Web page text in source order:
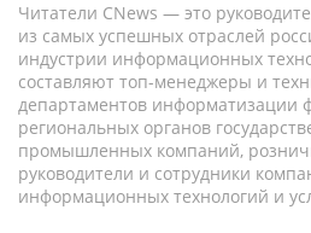
Читатели CNews — это
из самых успешных отраслей
индустрии информационных
составляют топ-менеджеры и
департаментов информатизации
региональных органов
промышленных компаний,
руководители и сотрудники
информационных технологий и